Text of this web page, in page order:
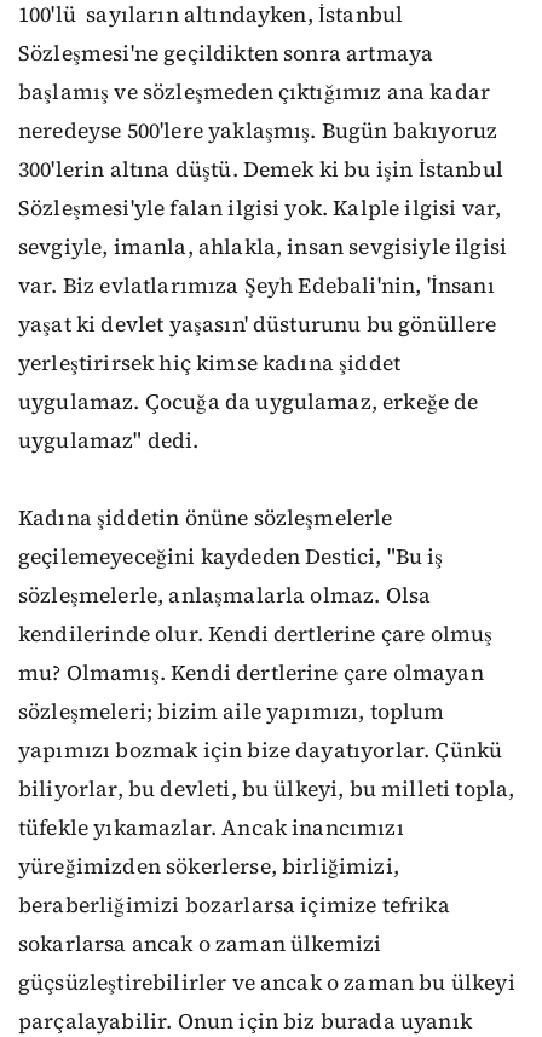
100'lü sayıların altındayken, İstanbul
Sözleşmesi'ne geçildikten sonra artmaya
başlamış ve sözleşmeden çıktığımız ana kadar
neredeyse 500'lere yaklaşmış. Bugün bakıyoruz
300'lerin altına düştü. Demek ki bu işin İstanbul
Sözleşmesi'yle falan ilgisi yok. Kalple ilgisi var,
sevgiyle, imanla, ahlakla, insan sevgisiyle ilgisi
var. Biz evlatlarımıza Şeyh Edebali'nin, 'İnsanı
yaşat ki devlet yaşasın' düsturunu bu gönüllere
yerleştirirsek hiç kimse kadına şiddet
uygulamaz. Çocuğa da uygulamaz, erkeğe de
uygulamaz" dedi.
Kadına şiddetin önüne sözleşmelerle
geçilemeyeceğini kaydeden Destici, "Bu iş
sözleşmelerle, anlaşmalarla olmaz. Olsa
kendilerinde olur. Kendi dertlerine çare olmuş
mu? Olmamış. Kendi dertlerine çare olmayan
sözleşmeleri; bizim aile yapımızı, toplum
yapımızı bozmak için bize dayatıyorlar. Çünkü
biliyorlar, bu devleti, bu ülkeyi, bu milleti topla,
tüfekle yıkamazlar. Ancak inancımızı
yüreğimizden sökerlerse, birliğimizi,
beraberliğimizi bozarlarsa içimize tefrika
sokarlarsa ancak o zaman ülkemizi
güçsüzleştirebilirler ve ancak o zaman bu ülkeyi
parçalayabilir. Onun için biz burada uyanık